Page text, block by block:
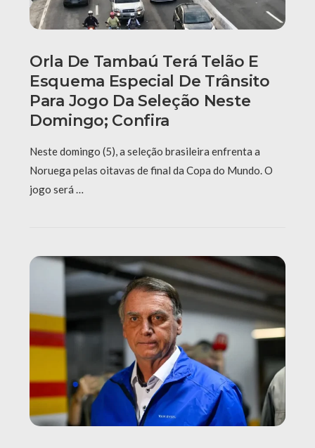
Orla De Tambaú Terá Telão E
Esquema Especial De Trânsito
Para Jogo Da Seleção Neste
Domingo; Confira
Neste domingo (5), a seleção brasileira enfrenta a
Noruega pelas oitavas de final da Copa do Mundo. O
jogo será …